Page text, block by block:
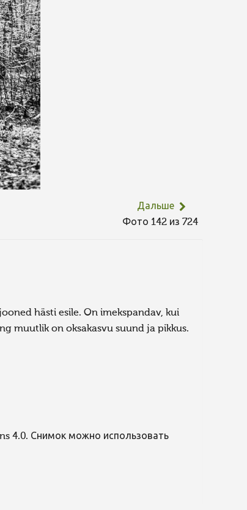
Дальше
Фото 142 из 724
hästi esile. On imekspandav, kui
muutlik on oksakasvu suund ja pikkus.
4.0. Снимок можно использовать